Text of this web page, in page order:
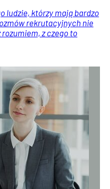
ludzie, którzy mają bardzo
rekrutacyjnych nie
z czego to